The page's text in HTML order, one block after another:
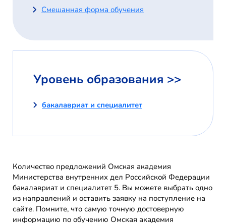
Смешанная форма обучения
Уровень образования >>
бакалавриат и специалитет
Количество предложений Омская академия
Министерства внутренних дел Российской Федерации
бакалавриат и специалитет 5. Вы можете выбрать одно
из направлений и оставить заявку на поступление на
сайте. Помните, что самую точную достоверную
информацию по обучению Омская академия